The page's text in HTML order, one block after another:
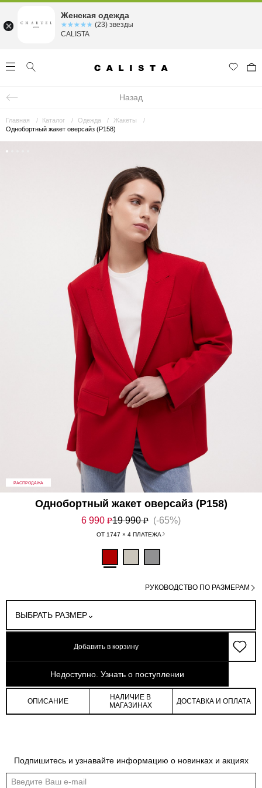
Назад
Главная Каталог Одежда
Жакеты
Однобортный жакет оверсайз (Р158)
РАСПРОДАЖА
Однобортный жакет оверсайз (Р158)
6 990 ₽19 990₽ (-65%)
ОТ 1747 × 4 ПЛАТЕЖА
ВЫБРАТЬ РАЗМЕР
РУКОВОДСТВО ПО РАЗМЕРАМ
Добавить в корзину
Недоступно. Узнать о поступлении
арт: 4-069P04_40196-027
Индивидуальные обмеры изделия помогут более точно выбрать подходящий
ОПИСАНИЕ
НАЛИЧИЕ В
МАГАЗИНАХ
ДОСТАВКА И ОПЛАТА
Подпишитесь и узнавайте информацию о новинках и акциях
Женская одежда
☆☆☆☆☆
★★★★★ (23) звезды
CALISTA